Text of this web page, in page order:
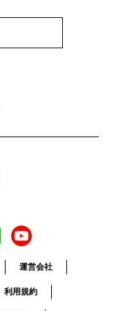
運営会社
利用規約